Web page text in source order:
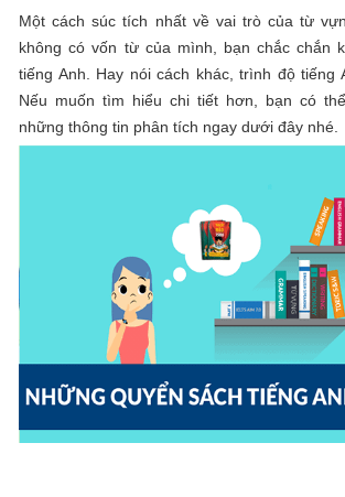
Một cách súc tích nhất về vai trò của từ
không có vốn từ của mình, bạn chắc chắn
tiếng Anh. Hay nói cách khác, trình độ tiếng
Nếu muốn tìm hiểu chi tiết hơn, bạn có
những thông tin phân tích ngay dưới đây nhé.